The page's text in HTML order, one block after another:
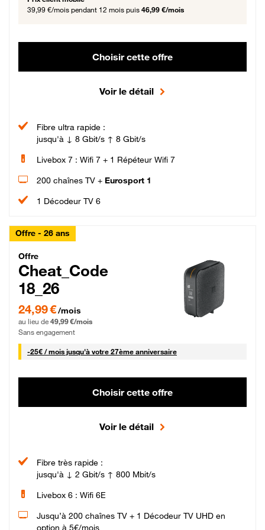
39,99 €/mois pendant 12 mois puis 46,99 €/mois
Choisir cette offre
Voir le détail
Fibre ultra rapide :
jusqu'à ↓ 8 Gbit/s ↑ 8 Gbit/s
Livebox 7 : Wifi 7 + 1 Répéteur Wifi 7
200 chaînes TV + Eurosport 1
1 Décodeur TV 6
Offre - 26 ans
Cheat_Code Fibre_18_26
Offre
Cheat_Code
18_26
24,99 € par mois pendant 0 mois puis 49,99 € par mois, Sans engagement
24,99 €/mois
au lieu de 49,99 €/mois
Sans engagement
-25€ / mois25 € par mois
jusqu'à votre 27ème anniversaire
Choisir cette offre
Voir le détail
Fibre très rapide :
jusqu'à ↓ 2 Gbit/s ↑ 800 Mbit/s
Livebox 6 : Wifi 6E
Jusqu’à 200 chaînes TV + 1 Décodeur TV UHD en
option à 5€/mois